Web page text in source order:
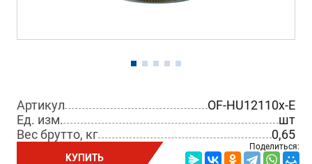
Артикул
OF-HU12110x-E
Ед. изм.
шт
Вес брутто, кг
0,65
КУПИТЬ
Поделиться: